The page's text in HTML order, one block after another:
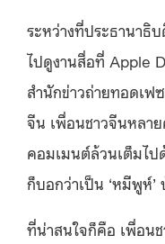
ระหว่างที่ประธานาธิ
ไปดูงานสื่อที่ Apple
สำนักข่าวถ่ายทอดเฟ
จีน เพื่อนชาวจีนหลา
คอมเมนต์ล้วนเต็มไป
ก็บอกว่าเป็น ‘หมีพูห์’
ที่น่าสนใจก็คือ เพื่อน